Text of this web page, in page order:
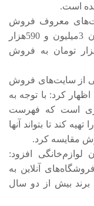
است.
معروف فروش
لوازم‌خانگی، فریزر ایرانی را که قیمت آن 3میلیون و 590هزار
است، به قیمت 5میلیون و 890هزار تومان به فروش
از سایت‌های فروش
کرد: با توجه به
است که فهرست
کند تا بتواند آنها
مقایسه کرد.
لوازم‌خانگی افزود:
آنلاین به
بیش از دو سال